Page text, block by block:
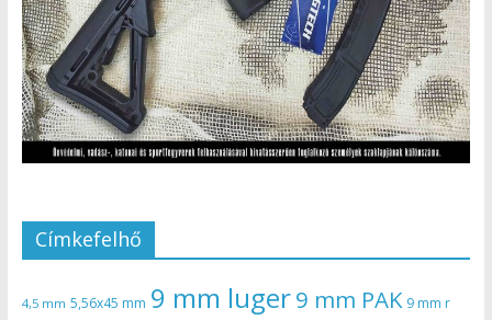
Címkefelhő
4,5 mm 5,56x45 mm 9 mm luger9 mm PAK 9 mm r